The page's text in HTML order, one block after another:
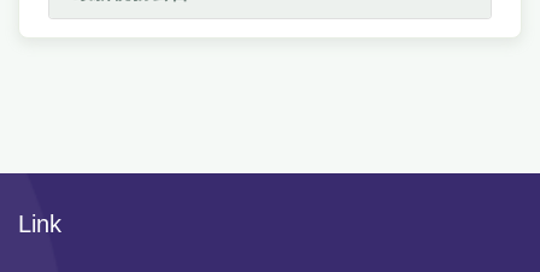
Link